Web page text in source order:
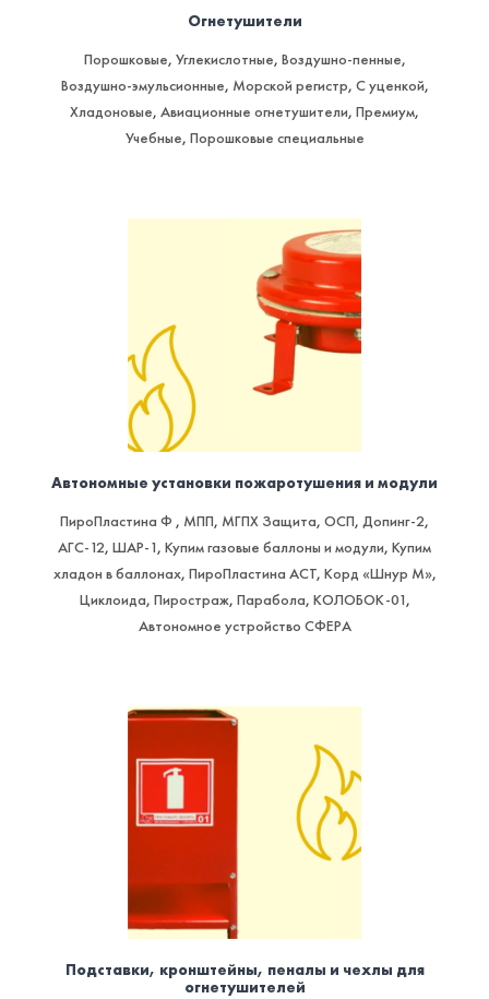
Огнетушители
Порошковые, Углекислотные, Воздушно-пенные,
Воздушно-эмульсионные, Морской регистр, С уценкой,
Хладоновые, Авиационные огнетушители, Премиум,
Учебные, Порошковые специальные
Автономные установки пожаротушения и модули
ПироПластина Ф , МПП, МГПХ Защита, ОСП, Допинг-2,
АГС-12, ШАР-1, Купим газовые баллоны и модули, Купим
хладон в баллонах, ПироПластина АСТ, Корд «Шнур М»,
Циклоида, Пиростраж, Парабола, КОЛОБОК-01,
Автономное устройство СФЕРА
Подставки, кронштейны, пеналы и чехлы для
огнетушителей